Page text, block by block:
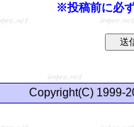
※投稿前に必
Copyright(C) 1999-